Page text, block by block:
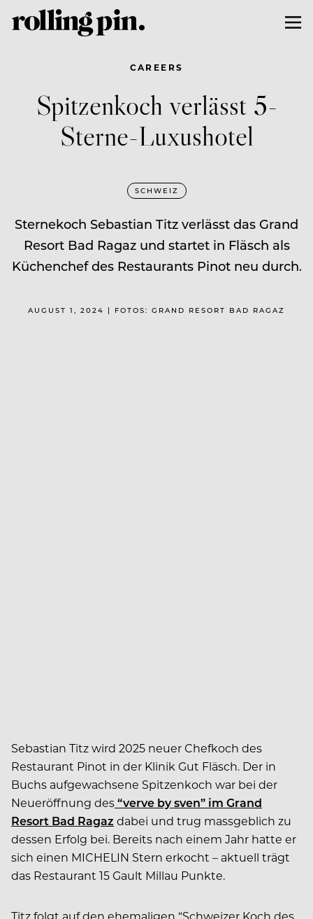
CAREERS
Spitzenkoch verlässt 5-
Sterne-Luxushotel
SCHWEIZ
Sternekoch Sebastian Titz verlässt das Grand
Resort Bad Ragaz und startet in Fläsch als
Küchenchef des Restaurants Pinot neu durch.
AUGUST 1, 2024 | FOTOS: GRAND RESORT BAD RAGAZ
Sebastian Titz wird 2025 neuer Chefkoch des
Restaurant Pinot in der Klinik Gut Fläsch. Der in
Buchs aufgewachsene Spitzenkoch war bei der
Neueröffnung des“verve by sven” im Grand
Resort Bad Ragaz dabei und trug massgeblich zu
dessen Erfolg bei. Bereits nach einem Jahr hatte er
sich einen MICHELIN Stern erkocht – aktuell trägt
das Restaurant 15 Gault Millau Punkte.
Titz folgt auf den ehemaligen “Schweizer Koch des